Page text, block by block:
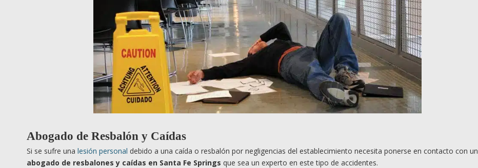
Abogado de Resbalón y Caídas
Si se sufre una lesión personal debido a una caída o resbalón por negligencias del establecimiento necesita ponerse en contacto con un
abogado de resbalones y caídas en Santa Fe Springs que sea un experto en este tipo de accidentes.